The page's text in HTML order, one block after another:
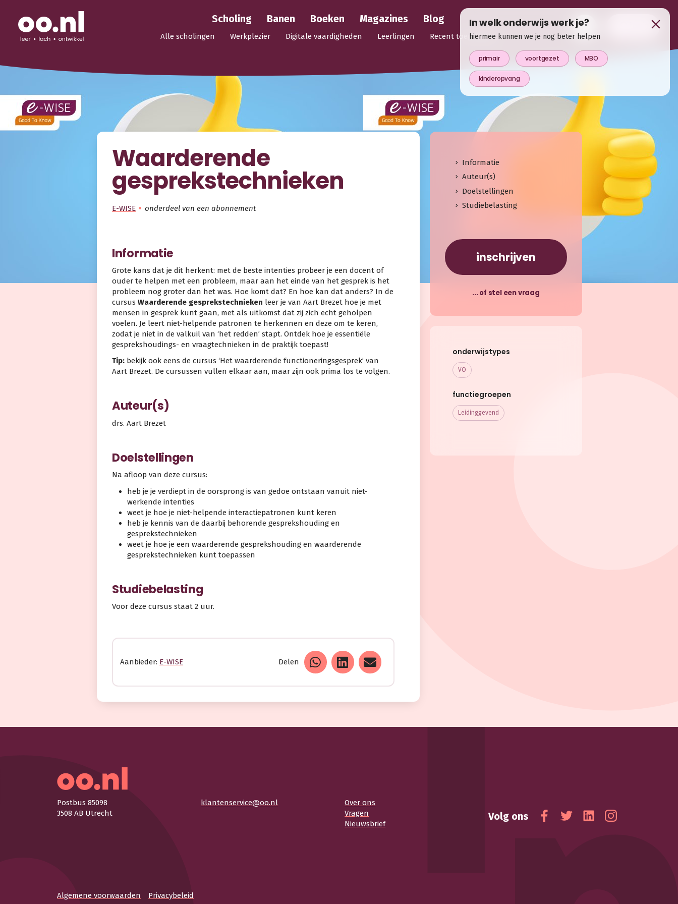
Scholing Banen Boeken Magazines Blog
Alle scholingen Werkplezier Digitale vaardigheden Leerlingen Recent toegevoegd
Waarderende
gesprekstechnieken
E-WISE onderdeel van een abonnement
Informatie
Grote kans dat je dit herkent: met de beste intenties probeer je een docent of
ouder te helpen met een probleem, maar aan het einde van het gesprek is het
probleem nog groter dan het was. Hoe komt dat? En hoe kan dat anders? In de
cursus Waarderende gesprekstechnieken leer je van Aart Brezet hoe je met
mensen in gesprek kunt gaan, met als uitkomst dat zij zich echt geholpen
voelen. Je leert niet-helpende patronen te herkennen en deze om te keren,
zodat je niet in de valkuil van ‘het redden’ stapt. Ontdek hoe je essentiële
gesprekshoudings- en vraagtechnieken in de praktijk toepast!
Tip: bekijk ook eens de cursus ‘Het waarderende functioneringsgesprek’ van
Aart Brezet. De cursussen vullen elkaar aan, maar zijn ook prima los te volgen.
Auteur(s)
drs. Aart Brezet
Doelstellingen
Na afloop van deze cursus:
heb je je verdiept in de oorsprong is van gedoe ontstaan vanuit niet-
werkende intenties
weet je hoe je niet-helpende interactiepatronen kunt keren
heb je kennis van de daarbij behorende gesprekshouding en
gesprekstechnieken
weet je hoe je een waarderende gesprekshouding en waarderende
gesprekstechnieken kunt toepassen
Studiebelasting
Voor deze cursus staat 2 uur.
Aanbieder: E-WISE Delen
Informatie
Auteur(s)
Doelstellingen
Studiebelasting
inschrijven
... of stel een vraag
onderwijstypes
VO
functiegroepen
Leidinggevend
Postbus 85098
3508 AB Utrecht
klantenservice@oo.nl
Over ons
Vragen
Nieuwsbrief
Volg ons
Facebook
TwitterLinkedinInstagram
Algemene voorwaarden Privacybeleid
In welk onderwijs werk je?
hiermee kunnen we je nog beter helpen
primair voortgezet MBO
kinderopvang